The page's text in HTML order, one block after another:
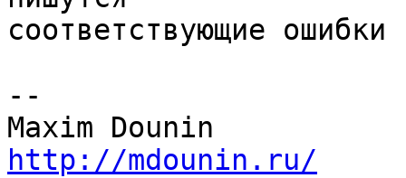
соответствующие
--
http://mdounin.ru/